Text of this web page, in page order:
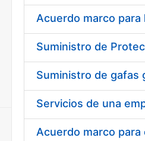
Show/Hide
Acuerdo marco
Acuerdo marco